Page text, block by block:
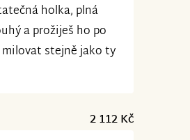
holka, plná
a prožiješ ho po
stejně jako ty
2 112 Kč